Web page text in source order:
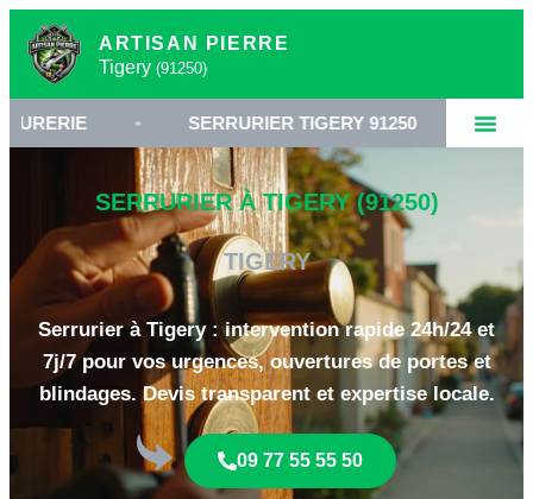
ARTISAN PIERRE
Tigery (91250)
• SERRURIER TIGERY 91250 •
SERRURIER À TIGERY (91250)
TIGERY
Serrurier à Tigery : intervention rapide 24h/24 et
7j/7 pour vos urgences, ouvertures de portes et
blindages. Devis transparent et expertise locale.
09 77 55 55 50